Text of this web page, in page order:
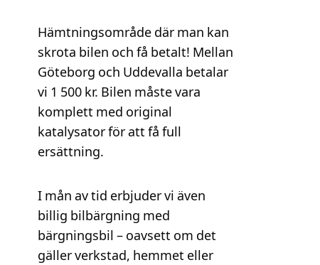
Hämtningsområde där man kan
skrota bilen och få betalt! Mellan
Göteborg och Uddevalla betalar
vi 1 500 kr. Bilen måste vara
komplett med original
katalysator för att få full
ersättning.
I mån av tid erbjuder vi även
billig bilbärgning med
bärgningsbil – oavsett om det
gäller verkstad, hemmet eller